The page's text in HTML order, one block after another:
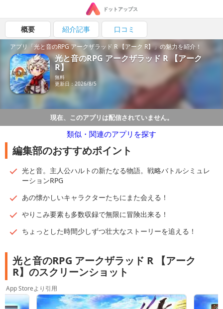
ドットアップス
概要 紹介記事 口コミ
アプリ「光と音のRPG アークザラッド R 【アーク R】」の魅力を紹介！
光と音のRPG アークザラッド R 【アーク
R】
無料
更新日：2026/8/5
現在、このアプリは配信されていません。
類似・関連のアプリを探す
編集部のおすすめポイント
光と音。主人公ハルトの新たなる物語。戦略バトルシミュレ
ーションRPG
あの懐かしいキャラクターたちにまた会える！
やりこみ要素も多数収録で無限に冒険出来る！
ちょっとした時間少しずつ壮大なストーリーを追える！
光と音のRPG アークザラッド R 【アーク
R】のスクリーンショット
App Storeより引用